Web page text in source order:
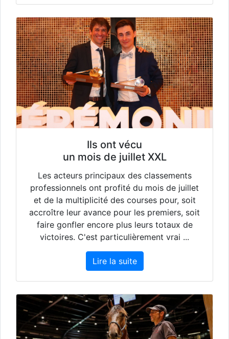
Ils ont vécu
un mois de juillet XXL
Les acteurs principaux des classements
professionnels ont profité du mois de juillet
et de la multiplicité des courses pour, soit
accroître leur avance pour les premiers, soit
faire gonfler encore plus leurs totaux de
victoires. C'est particulièrement vrai ...
Lire la suite